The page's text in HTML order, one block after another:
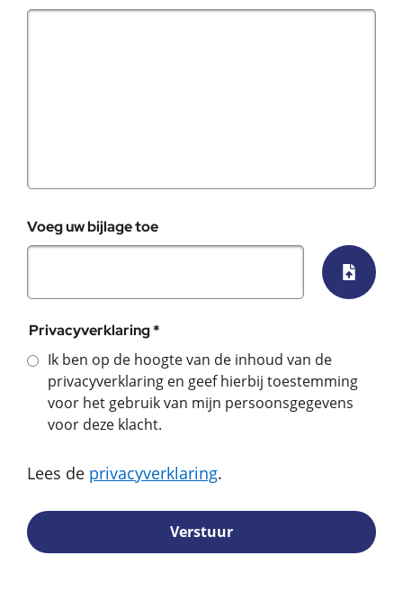
Voeg uw bijlage toe
Privacyverklaring *
Ik ben op de hoogte van de inhoud van de
privacyverklaring en geef hierbij toestemming
voor het gebruik van mijn persoonsgegevens
voor deze klacht.
Lees de privacyverklaring.
Verstuur